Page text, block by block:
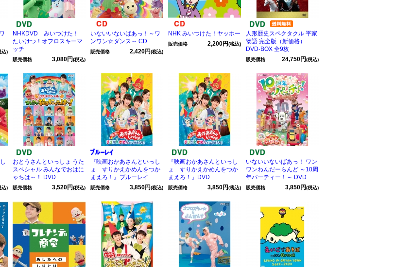
込)
NHKDVD みいつけた！
たいけつ！オフロスキーマ
ッチ
販売価格 3,080円(税込)
いないいないばあっ！～ワ
ンワン☆ダンス～ CD
販売価格 2,420円(税込)
NHK みいつけた！ヤッホー
販売価格 2,200円(税込)
人形歴史スペクタクル 平家
物語 完全版（新価格）
DVD-BOX 全9枚
販売価格 24,750円(税込)
込)
おとうさんといっしょ うた
スペシャル みんなでおはに
ゃちは～！ DVD
販売価格 3,520円(税込)
『映画おかあさんといっし
ょ すりかえかめんをつか
まえろ！』ブルーレイ
販売価格 3,850円(税込)
『映画おかあさんといっし
ょ すりかえかめんをつか
まえろ！』DVD
販売価格 3,850円(税込)
いないいないばあっ！ ワン
ワンわんだーらんど ～10周
年パーティー！～ DVD
販売価格 3,850円(税込)